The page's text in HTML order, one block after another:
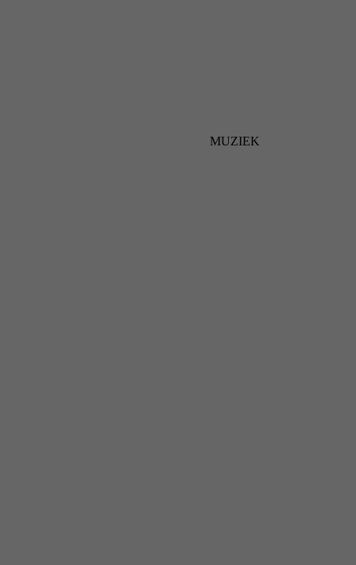
MUZIEK